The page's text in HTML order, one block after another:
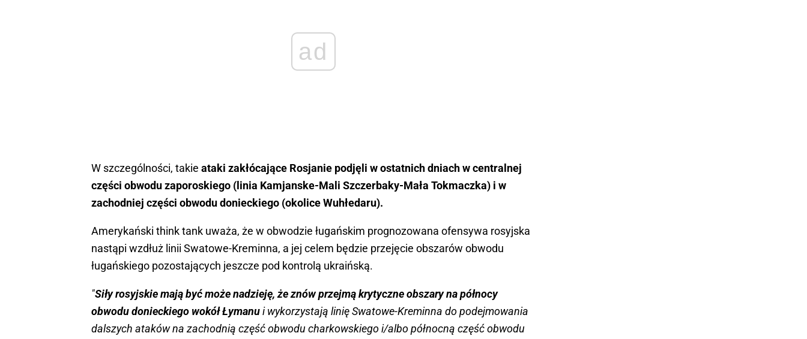
ad
W szczególności, takie ataki zakłócające Rosjanie podjęli w ostatnich dniach w centralnej
części obwodu zaporoskiego (linia Kamjanske-Mali Szczerbaky-Mała Tokmaczka) i w
zachodniej części obwodu donieckiego (okolice Wuhłedaru).
Amerykański think tank uważa, że w obwodzie ługańskim prognozowana ofensywa rosyjska
nastąpi wzdłuż linii Swatowe-Kreminna, a jej celem będzie przejęcie obszarów obwodu
ługańskiego pozostających jeszcze pod kontrolą ukraińską.
"Siły rosyjskie mają być może nadzieję, że znów przejmą krytyczne obszary na północy
obwodu donieckiego wokół Łymanui wykorzystają linię Swatowe-Kreminna do podejmowania
dalszych ataków na zachodnią część obwodu charkowskiego i/albo północną część obwodu